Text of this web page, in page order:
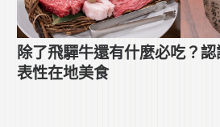
除了飛驒牛還有什麼必吃？
表性在地美食